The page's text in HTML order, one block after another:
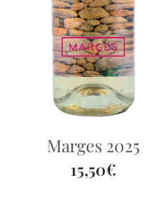
Marges 2025
15,50€